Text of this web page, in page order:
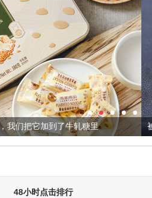
牛轧糖里 被列入佛家七宝
48小时点击排行